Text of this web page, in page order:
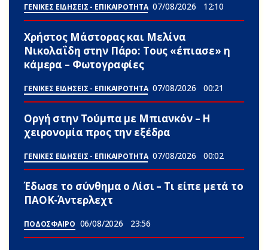
ΓΕΝΙΚΕΣ ΕΙΔΗΣΕΙΣ - ΕΠΙΚΑΙΡΟΤΗΤΑ 07/08/2026 12:10
Χρήστος Μάστορας και Μελίνα
Νικολαΐδη στην Πάρο: Τους «έπιασε» η
κάμερα – Φωτογραφίες
ΓΕΝΙΚΕΣ ΕΙΔΗΣΕΙΣ - ΕΠΙΚΑΙΡΟΤΗΤΑ 07/08/2026 00:21
Οργή στην Τούμπα με Μπιανκόν – Η
χειρονομία προς την εξέδρα
ΓΕΝΙΚΕΣ ΕΙΔΗΣΕΙΣ - ΕΠΙΚΑΙΡΟΤΗΤΑ 07/08/2026 00:02
Έδωσε το σύνθημα ο Λίσι – Τι είπε μετά το
ΠΑΟΚ-Άντερλεχτ
ΠΟΔΟΣΦΑΙΡΟ 06/08/2026 23:56